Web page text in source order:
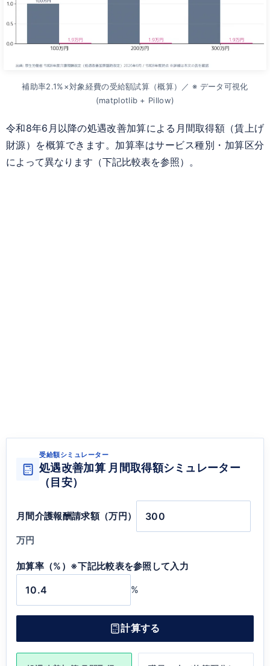
補助率2.1%×対象経費の受給額試算（概算）／ ※ データ可視化
(matplotlib + Pillow)
令和8年6月以降の処遇改善加算による月間取得額（賃上げ
財源）を概算できます。加算率はサービス種別・加算区分
によって異なります（下記比較表を参照）。
受給額シミュレーター
処遇改善加算 月間取得額シミュレーター
（目安）
月間介護報酬請求額（万円）
万円
加算率（%）※下記比較表を参照して入力
%
計算する